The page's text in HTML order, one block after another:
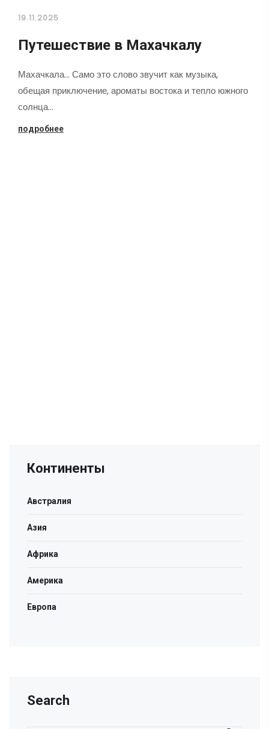
19.11.2025
Путешествие в Махачкалу
Махачкала... Само это слово звучит как музыка,
обещая приключение, ароматы востока и тепло южного
солнца…
подробнее
Континенты
Австралия
Азия
Африка
Америка
Европа
Search